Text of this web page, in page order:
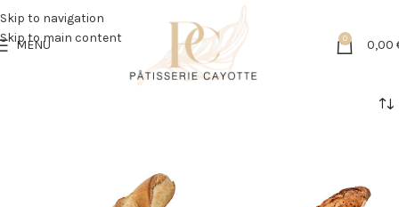
Skip to navigation
Skip to main content
MENU 0 0,00